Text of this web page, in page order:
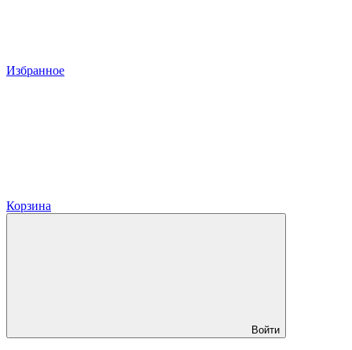
Избранное
Корзина
Войти